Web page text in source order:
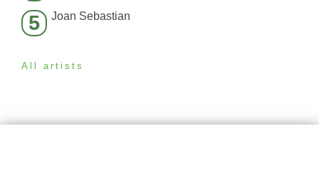
5 Joan Sebastian
All artists